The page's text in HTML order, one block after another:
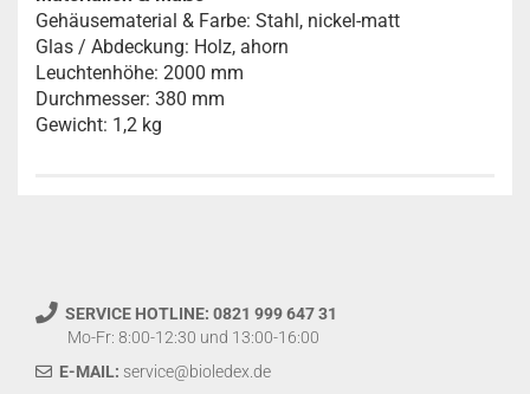
Gehäusematerial & Farbe: Stahl, nickel-matt
Glas / Abdeckung: Holz, ahorn
Leuchtenhöhe: 2000 mm
Durchmesser: 380 mm
Gewicht: 1,2 kg
SERVICE HOTLINE: 0821 999 647 31
Mo-Fr: 8:00-12:30 und 13:00-16:00
E-MAIL: service@bioledex.de